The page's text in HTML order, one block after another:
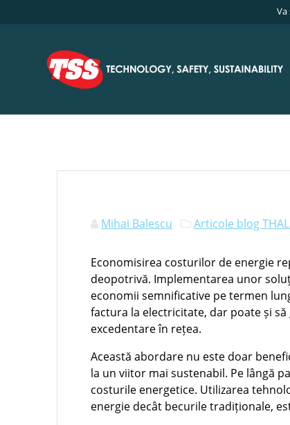
Acasa»
Beneficiile
Mihai Balescu Articole blog
Economisirea costurilor de energie
deopotrivă. Implementarea unor
economii semnificative pe termen
factura la electricitate, dar poate și
excedentare în rețea.
Această abordare nu este doar
la un viitor mai sustenabil. Pe lângă
costurile energetice. Utilizarea
energie decât becurile tradiționale,